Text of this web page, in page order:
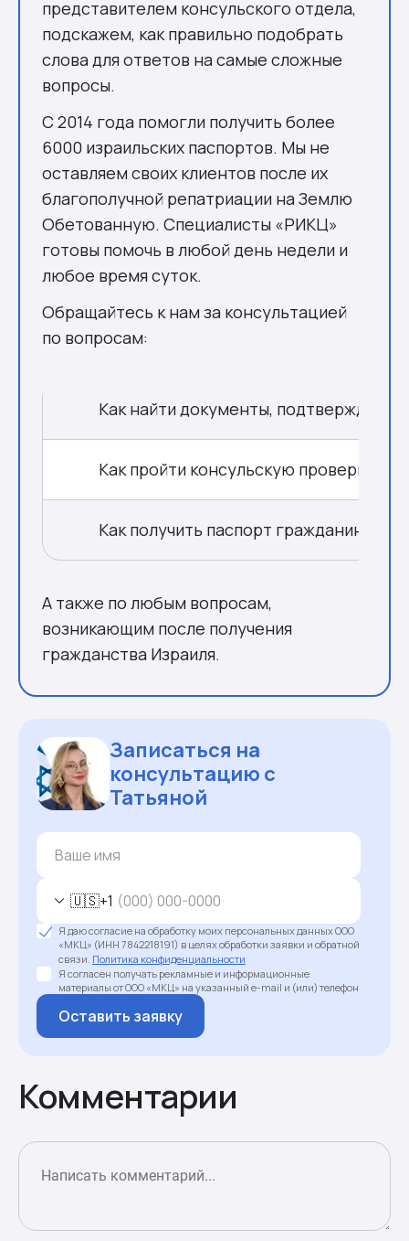
представителем консульского отдела,
подскажем, как правильно подобрать
слова для ответов на самые сложные
вопросы.
С 2014 года помогли получить более
6000 израильских паспортов. Мы не
оставляем своих клиентов после их
благополучной репатриации на Землю
Обетованную. Специалисты «РИКЦ»
готовы помочь в любой день недели и
любое время суток.
Обращайтесь к нам за консультацией
по вопросам:
Как найти документы,
Как пройти консульскую проверку с
Как получить паспорт гражданина
А также по любым вопросам,
возникающим после получения
гражданства Израиля.
Записаться на
консультацию с
Татьяной
🇺🇸+1
Я даю согласие на обработку моих персональных данных ООО
«МКЦ» (ИНН 7842218191) в целях обработки заявки и обратной
связи. Политика конфиденциальности
Я согласен получать рекламные и информационные
материалы от ООО «МКЦ» на указанный e-mail и (или) телефон
Оставить заявку
Комментарии